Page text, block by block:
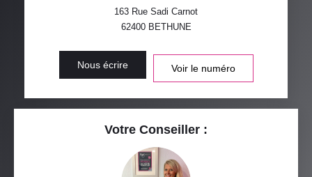
163 Rue Sadi Carnot
62400 BETHUNE
Nous écrire Voir le numéro
Votre Conseiller :